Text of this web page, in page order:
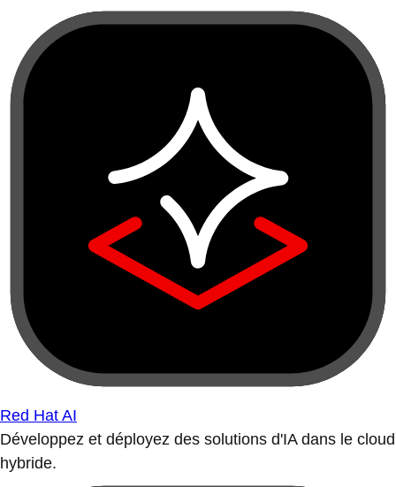
Red Hat AI
Développez et déployez des solutions d'IA dans le cloud
hybride.